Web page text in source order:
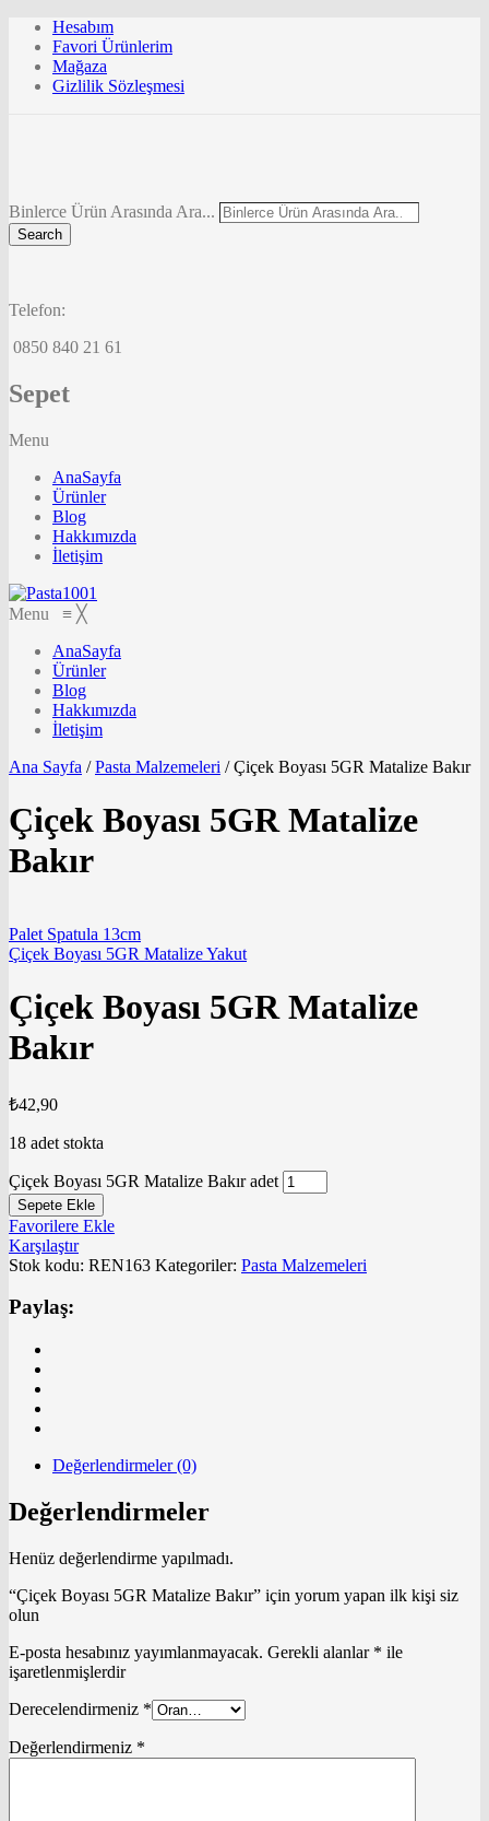
Hesabım
Favori Ürünlerim
Mağaza
Gizlilik Sözleşmesi
Binlerce Ürün Arasında Ara...
Search
Telefon:
0850 840 21 61
Sepet
Menu
AnaSayfa
Ürünler
Blog
Hakkımızda
İletişim
Menu ≡ ╳
AnaSayfa
Ürünler
Blog
Hakkımızda
İletişim
Ana Sayfa / Pasta Malzemeleri /Çiçek Boyası 5GR Matalize Bakır
Çiçek Boyası 5GR Matalize
Bakır
Palet Spatula 13cm
Çiçek Boyası 5GR Matalize Yakut
Çiçek Boyası 5GR Matalize
Bakır
₺42,90
18 adet stokta
Çiçek Boyası 5GR Matalize Bakır adet
Sepete Ekle
Favorilere Ekle
Karşılaştır
Stok kodu: REN163 Kategoriler: Pasta Malzemeleri
Paylaş:
Değerlendirmeler (0)
Değerlendirmeler
Henüz değerlendirme yapılmadı.
“Çiçek Boyası 5GR Matalize Bakır” için yorum yapan ilk kişi siz
olun
E-posta hesabınız yayımlanmayacak. Gerekli alanlar * ile
işaretlenmişlerdir
Derecelendirmeniz *
Değerlendirmeniz *